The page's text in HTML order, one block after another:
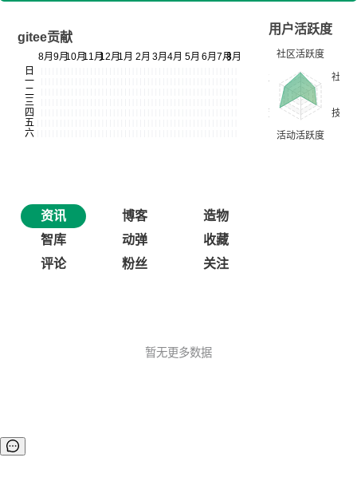
gitee贡献
用户活跃度
资讯 博客
造物
智库
动弹
收藏
评论
粉丝 关注
暂无更多数据